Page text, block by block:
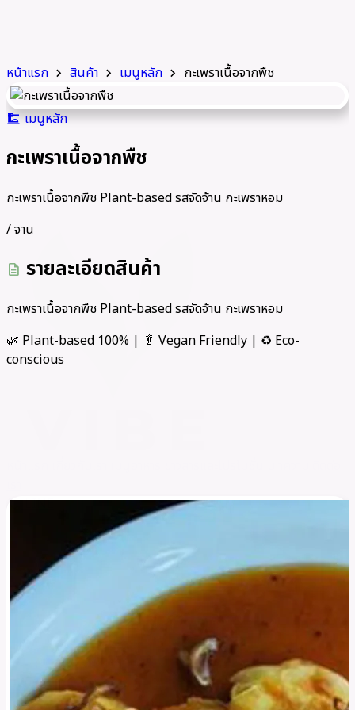
callLINE
หน้าแรก chevron_right สินค้า chevron_right เมนูหลัก chevron_right กะเพราเนื้อจากพืช
dinner_diningเมนูหลัก
กะเพราเนื้อจากพืช
กะเพราเนื้อจากพืช Plant-based รสจัดจ้าน กะเพราหอม
/ จาน
description รายละเอียดสินค้า
กะเพราเนื้อจากพืช Plant-based รสจัดจ้าน กะเพราหอม
🌿 Plant-based 100% | 🥬 Vegan Friendly | ♻️ Eco-
conscious